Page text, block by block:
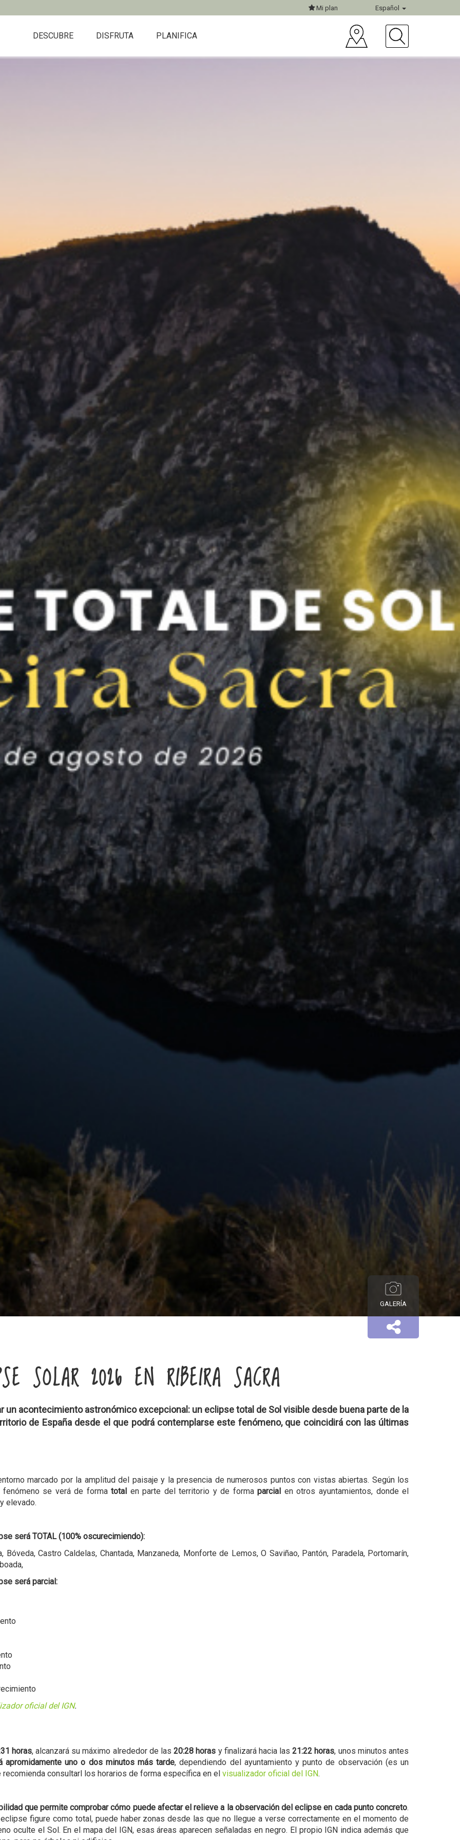
Mi plan Español
DESCUBRE DISFRUTA PLANIFICA
GALERÍA
SOLAR 2026 EN RIBEIRA SACRA
un acontecimiento astronómico excepcional: un eclipse total de Sol visible desde buena parte de la
de España desde el que podrá contemplarse este fenómeno, que coincidirá con las últimas
marcado por la amplitud del paisaje y la presencia de numerosos puntos con vistas abiertas. Según los
fenómeno se verá de formatotal en parte del territorio y de formaparcial en otros ayuntamientos, donde el
elevado.
será TOTAL (100% oscurecimiendo):
Castro Caldelas, Chantada, Manzaneda, Monforte de Lemos, O Saviñao, Pantón, Paradela, Portomarín,
será parcial:
oficial del IGN.
horas, alcanzará su máximo alrededor de las20:28 horas y finalizará hacia las21:22 horas, unos minutos antes
apromidamente uno o dos minutos más tarde, dependiendo del ayuntamiento y punto de observación (es un
consultarl los horarios de forma específica en el visualizador oficial del IGN.
que permite comprobar cómo puede afectar el relieve a la observación del eclipse en cada punto concreto.
figure como total, puede haber zonas desde las que no llegue a verse correctamente en el momento de
oculte el Sol. En el mapa del IGN, esas áreas aparecen señaladas en negro. El propio IGN indica además que